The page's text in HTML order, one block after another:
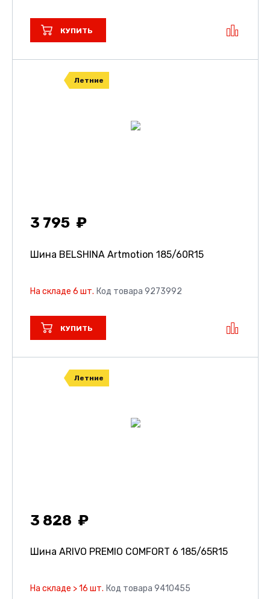
КУПИТЬ
Летние
3 795
Шина BELSHINA Artmotion 185/60R15
На складе 6 шт. Код товара 9273992
КУПИТЬ
Летние
3 828
Шина ARIVO PREMIO COMFORT 6 185/65R15
На складе > 16 шт. Код товара 9410455